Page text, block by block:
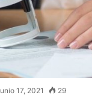
17, 2021 29